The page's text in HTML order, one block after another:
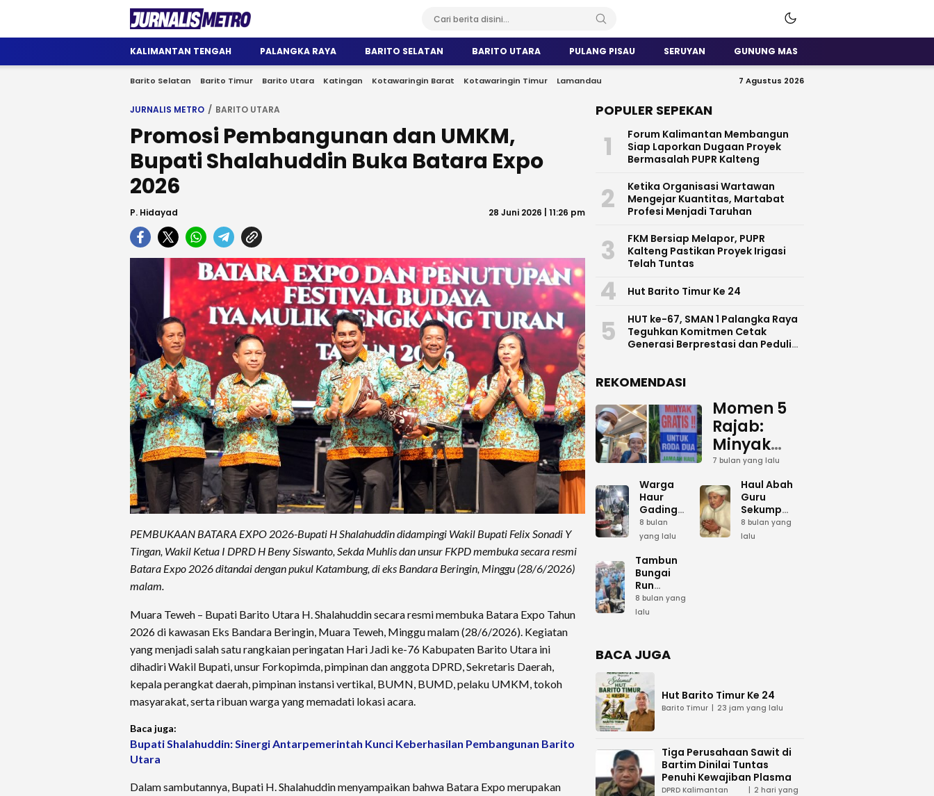
Jurnalis Metro
Satu Wadah Informasi
KALIMANTAN TENGAH PALANGKA RAYA BARITO SELATAN BARITO UTARA PULANG PISAU SERUYAN GUNUNG MAS
Barito Selatan Barito Timur Barito Utara Katingan Kotawaringin Barat Kotawaringin Timur Lamandau 7 Agustus 2026
JURNALIS METRO BARITO UTARA
Promosi Pembangunan dan UMKM,
Bupati Shalahuddin Buka Batara Expo
2026
P. Hidayad 28 Juni 2026 | 11:26 pm
PEMBUKAAN BATARA EXPO 2026-Bupati H Shalahuddin didampingi Wakil Bupati Felix Sonadi Y
Tingan, Wakil Ketua I DPRD H Beny Siswanto, Sekda Muhlis dan unsur FKPD membuka secara resmi
Batara Expo 2026 ditandai dengan pukul Katambung, di eks Bandara Beringin, Minggu (28/6/2026)
malam.
Muara Teweh – Bupati Barito Utara H. Shalahuddin secara resmi membuka Batara Expo Tahun
2026 di kawasan Eks Bandara Beringin, Muara Teweh, Minggu malam (28/6/2026). Kegiatan
yang menjadi salah satu rangkaian peringatan Hari Jadi ke-76 Kabupaten Barito Utara ini
dihadiri Wakil Bupati, unsur Forkopimda, pimpinan dan anggota DPRD, Sekretaris Daerah,
kepala perangkat daerah, pimpinan instansi vertikal, BUMN, BUMD, pelaku UMKM, tokoh
masyarakat, serta ribuan warga yang memadati lokasi acara.
Baca juga:
Bupati Shalahuddin: Sinergi Antarpemerintah Kunci Keberhasilan Pembangunan Barito
Utara
Dalam sambutannya, Bupati H. Shalahuddin menyampaikan bahwa Batara Expo merupakan
POPULER SEPEKAN
1
Forum Kalimantan Membangun
Siap Laporkan Dugaan Proyek
Bermasalah PUPR Kalteng
2
Ketika Organisasi Wartawan
Mengejar Kuantitas, Martabat
Profesi Menjadi Taruhan
3
FKM Bersiap Melapor, PUPR
Kalteng Pastikan Proyek Irigasi
Telah Tuntas
4 Hut Barito Timur Ke 24
5
HUT ke-67, SMAN 1 Palangka Raya
Teguhkan Komitmen Cetak
Generasi Berprestasi dan Peduli
REKOMENDASI
Momen 5
Rajab:
Minyak
Gratis
dan Cinta
yang
Terus
Mengalir
7 bulan yang lalu
Warga
Haur
Gading
Siapkan
Bumbu
Umum
Sambut 5
Rajab di
Sekumpul
8 bulan
yang lalu
Haul Abah
Guru
Sekumpul:
Ketika
Lautan
8 bulan yang
lalu
Tambun
Bungai
Run
Meriahkan
Hari Bela
Juang TNI
AD di
Palangka
Raya
8 bulan yang
lalu
BACA JUGA
Hut Barito Timur Ke 24
Barito Timur 23 jam yang lalu
Tiga Perusahaan Sawit di
Bartim Dinilai Tuntas
Penuhi Kewajiban Plasma
DPRD Kalimantan
2 hari yang